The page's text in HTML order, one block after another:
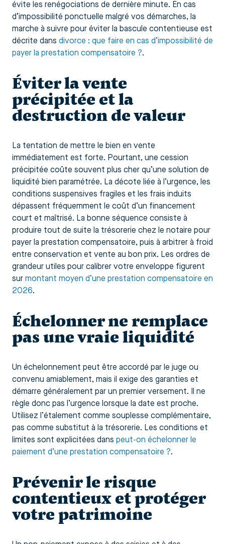
évite les renégociations de dernière minute. En cas
d’impossibilité ponctuelle malgré vos démarches, la
marche à suivre pour éviter la bascule contentieuse est
décrite dans divorce : que faire en cas d’impossibilité de
payer la prestation compensatoire ?.
Éviter la vente
précipitée et la
destruction de valeur
La tentation de mettre le bien en vente
immédiatement est forte. Pourtant, une cession
précipitée coûte souvent plus cher qu’une solution de
liquidité bien paramétrée. La décote liée à l’urgence, les
conditions suspensives fragiles et les frais induits
dépassent fréquemment le coût d’un financement
court et maîtrisé. La bonne séquence consiste à
produire tout de suite la trésorerie chez le notaire pour
payer la prestation compensatoire, puis à arbitrer à froid
entre conservation et vente au bon prix. Les ordres de
grandeur utiles pour calibrer votre enveloppe figurent
sur montant moyen d’une prestation compensatoire en
2026.
Échelonner ne remplace
pas une vraie liquidité
Un échelonnement peut être accordé par le juge ou
convenu amiablement, mais il exige des garanties et
démarre généralement par un premier versement. Il ne
règle donc pas l’urgence lorsque la date est proche.
Utilisez l’étalement comme souplesse complémentaire,
pas comme substitut à la trésorerie. Les conditions et
limites sont explicitées dans peut-on échelonner le
paiement d’une prestation compensatoire ?.
Prévenir le risque
contentieux et protéger
votre patrimoine